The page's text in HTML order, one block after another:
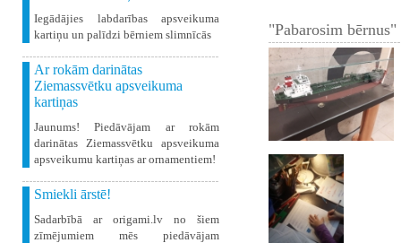
Iegādājies labdarības apsveikuma
kartiņu un palīdzi bērniem slimnīcās
Ar rokām darinātas
Ziemassvētku apsveikuma
kartiņas
Jaunums! Piedāvājam ar rokām
darinātas Ziemassvētku apsveikuma
apsveikumu kartiņas ar ornamentiem!
Smiekli ārstē!
Sadarbībā ar origami.lv no šiem
zīmējumiem mēs piedāvājam
"Pabarosim